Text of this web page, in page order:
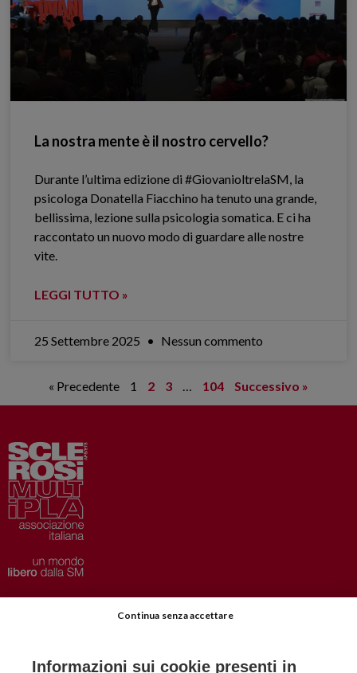
La nostra mente è il nostro cervello?
Durante l’ultima edizione di #GiovanioltrelaSM, la
psicologa Donatella Fiacchino ha tenuto una grande,
bellissima, lezione sulla psicologia somatica. E ci ha
raccontato un nuovo modo di guardare alle nostre
vite.
LEGGI TUTTO »
25 Settembre 2025 Nessun commento
« Precedente 1 2 3 104 Successivo »
Privacy–Disclaimer
Informazioni sui cookie presenti in
Continua senza accettare